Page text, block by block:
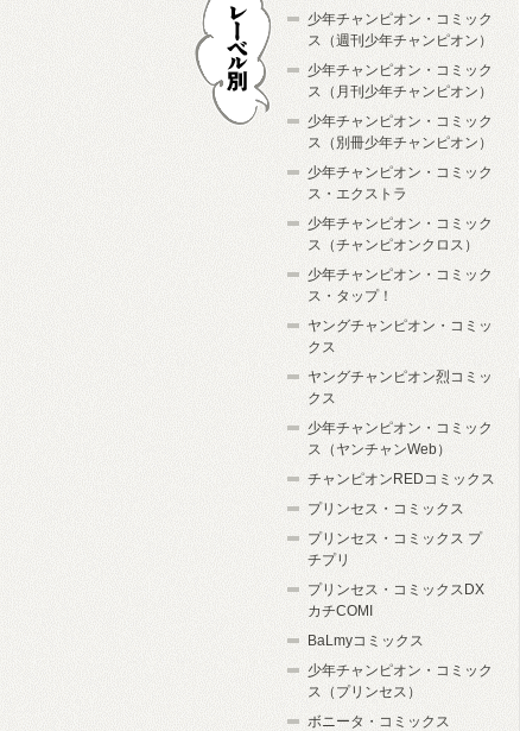
少年チャンピオン・コミック
ス（週刊少年チャンピオン）
少年チャンピオン・コミック
ス（月刊少年チャンピオン）
少年チャンピオン・コミック
ス（別冊少年チャンピオン）
少年チャンピオン・コミック
ス・エクストラ
少年チャンピオン・コミック
ス（チャンピオンクロス）
少年チャンピオン・コミック
ス・タップ！
ヤングチャンピオン・コミッ
クス
ヤングチャンピオン烈コミッ
クス
少年チャンピオン・コミック
ス（ヤンチャンWeb）
チャンピオンREDコミックス
プリンセス・コミックス
プリンセス・コミックス プ
チプリ
プリンセス・コミックスDX
カチCOMI
BaLmyコミックス
少年チャンピオン・コミック
ス（プリンセス）
ボニータ・コミックス